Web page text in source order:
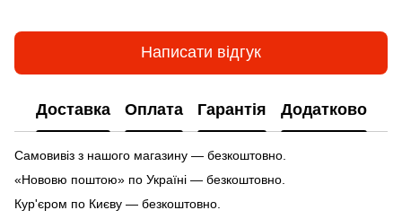
Написати відгук
Доставка Оплата Гарантія Додатково
Самовивіз з нашого магазину — безкоштовно.
«Нововю поштою» по Україні — безкоштовно.
Кур'єром по Києву — безкоштовно.